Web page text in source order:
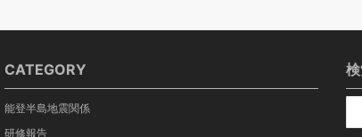
CATEGORY
能登半島地震関係
研修報告